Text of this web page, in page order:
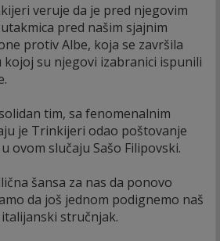
veruje da je pred njegovim
pred našim sjajnim
protiv Albe, koja se završila
kojoj su njegovi izabranici ispunili
tim, sa fenomenalnim
je Trinkijeri odao poštovanje
ovom slučaju Sašo Filipovski.
šansa za nas da ponovo
da još jednom podignemo naš
stručnjak.